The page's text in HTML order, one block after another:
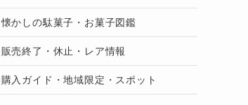
懐かしの駄菓子・お菓子図鑑
販売終了・休止・レア情報
購入ガイド・地域限定・スポット